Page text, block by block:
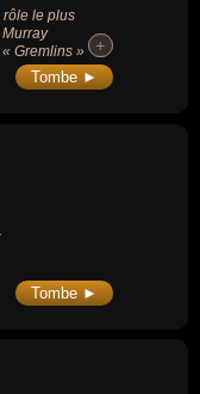
rôle le plus
Gremlins »
joué dans «
York, New
+
+
Tombe ►
Tombe ►